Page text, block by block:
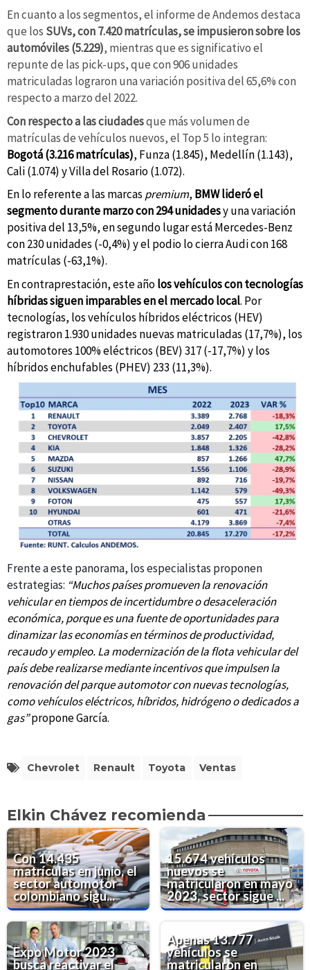
En cuanto a los segmentos, el informe de Andemos destaca
que los SUVs, con 7.420 matrículas, se impusieron sobre los
automóviles (5.229), mientras que es significativo el
repunte de las pick-ups, que con 906 unidades
matriculadas lograron una variación positiva del 65,6% con
respecto a marzo del 2022.
Con respecto a las ciudadesque más volumen de
matrículas de vehículos nuevos, el Top 5 lo integran:
Bogotá (3.216 matrículas), Funza (1.845), Medellín (1.143),
Cali (1.074) y Villa del Rosario (1.072).
En lo referente a las marcas premium, BMW lideró el
segmento durante marzo con 294 unidadesy una variación
positiva del 13,5%, en segundo lugar está Mercedes-Benz
con 230 unidades (-0,4%) y el podio lo cierra Audi con 168
matrículas (-63,1%).
En contraprestación, este añolos vehículos con tecnologías
híbridas siguen imparables en el mercado local. Por
tecnologías, los vehículos híbridos eléctricos (HEV)
registraron 1.930 unidades nuevas matriculadas (17,7%), los
automotores 100% eléctricos (BEV) 317 (-17,7%) y los
híbridos enchufables (PHEV) 233 (11,3%).
Frente a este panorama, los especialistas proponen
estrategias: “Muchos países promueven la renovación
vehicular en tiempos de incertidumbre o desaceleración
económica, porque es una fuente de oportunidades para
dinamizar las economías en términos de productividad,
recaudo y empleo. La modernización de la flota vehicular del
país debe realizarse mediante incentivos que impulsen la
renovación del parque automotor con nuevas tecnologías,
como vehículos eléctricos, híbridos, hidrógeno o dedicados a
gas”proponeGarcía.
Chevrolet Renault Toyota Ventas
Elkin Chávez recomienda
Con 14.435
matrículas en junio, el
sector automotor
colombiano sigu...
15.674 vehículos
nuevos se
matricularon en mayo
2023, sector sigue ...
Expo Motor 2023
busca reactivar el
Apenas 13.777
vehículos se
matricularon en